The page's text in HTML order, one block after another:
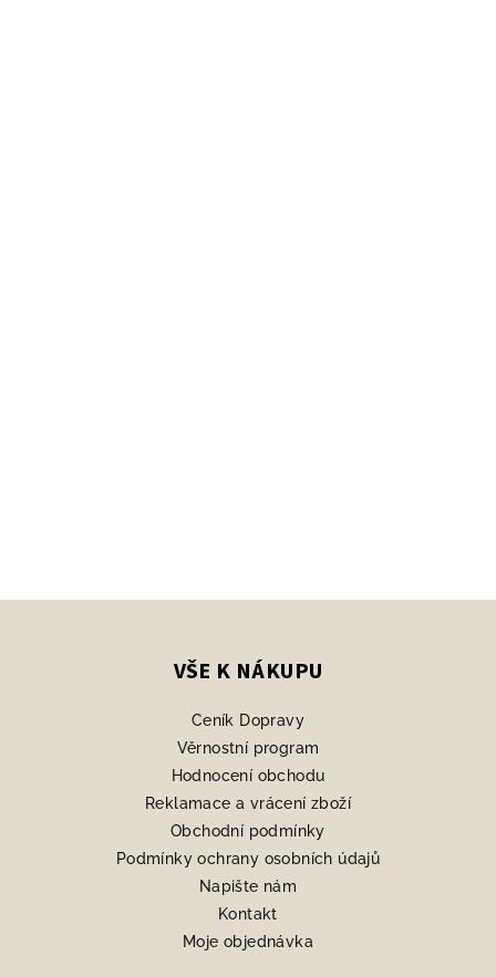
VŠE K NÁKUPU
Ceník Dopravy
Věrnostní program
Hodnocení obchodu
Reklamace a vrácení zboží
Obchodní podmínky
Podmínky ochrany osobních údajů
Napište nám
Kontakt
Moje objednávka